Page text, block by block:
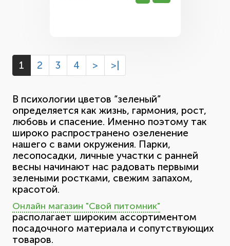
1 2 3 4 > >|
В психологии цветов “зеленый”
определяется как жизнь, гармония, рост,
любовь и спасение. Именно поэтому так
широко распространено озеленение
нашего с вами окружения. Парки,
лесопосадки, личные участки с ранней
весны начинают нас радовать первыми
зелеными ростками, свежим запахом,
красотой.
Онлайн магазин "Свой питомник"
располагает широким ассортиментом
посадочного материала и сопутствующих
товаров.